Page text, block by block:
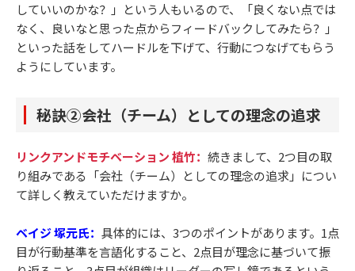
していいのかな？」という人もいるので、「良くない点では
なく、良いなと思った点からフィードバックしてみたら？」
といった話をしてハードルを下げて、行動につなげてもらう
ようにしています。
秘訣②会社（チーム）としての理念の追求
リンクアンドモチベーション 植竹： 続きまして、2つ目の取
り組みである「会社（チーム）としての理念の追求」につい
て詳しく教えていただけますか。
ベイジ 塚元氏： 具体的には、3つのポイントがあります。1点
目が行動基準を言語化すること、2点目が理念に基づいて振